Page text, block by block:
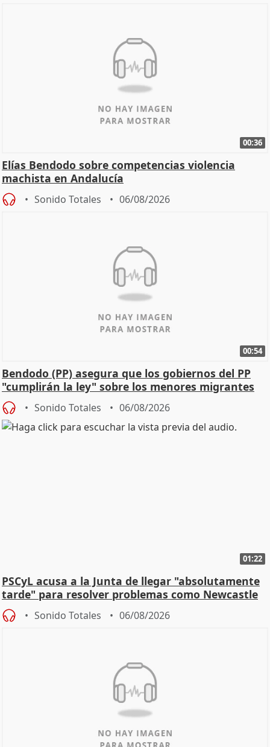
00:36
Elías Bendodo sobre competencias violencia
machista en Andalucía
Sonido Totales 06/08/2026
00:54
Bendodo (PP) asegura que los gobiernos del PP
"cumplirán la ley" sobre los menores migrantes
Sonido Totales 06/08/2026
01:22
PSCyL acusa a la Junta de llegar "absolutamente
tarde" para resolver problemas como Newcastle
Sonido Totales 06/08/2026